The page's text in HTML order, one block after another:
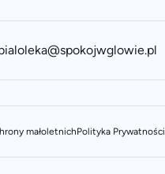
małoletnichPolityka Prywatności